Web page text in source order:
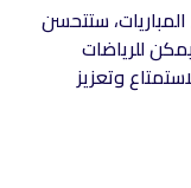
ستتحسن
للرياضات
وتعزيز